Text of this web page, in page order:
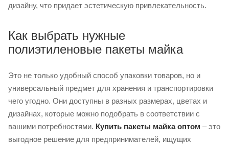
дизайну, что придает эстетическую привлекательность.
Как выбрать нужные
полиэтиленовые пакеты майка
Это не только удобный способ упаковки товаров, но и
универсальный предмет для хранения и транспортировки
чего угодно. Они доступны в разных размерах, цветах и ​​
дизайнах, которые можно подобрать в соответствии с
вашими потребностями. Купить пакеты майка оптом – это
выгодное решение для предпринимателей, ищущих